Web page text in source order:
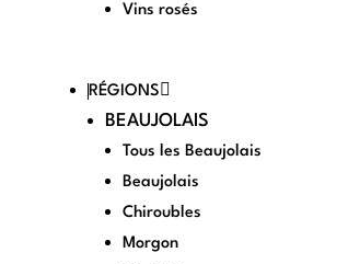
Vins rosés
RÉGIONS
BEAUJOLAIS
Tous les Beaujolais
Beaujolais
Chiroubles
Morgon